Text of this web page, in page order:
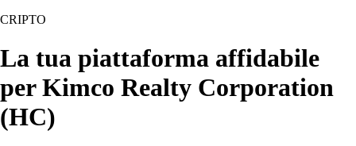
CRIPTO
La tua piattaforma affidabile
per Kimco Realty Corporation
(HC)